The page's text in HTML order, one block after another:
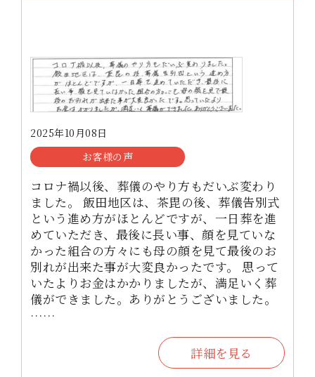
2025年10月08日
お客様の声
コロナ禍以後、葬儀のやり方もだいぶ変わり
ました。 飯田地区は、茶毘の後、葬儀告別式
という進め方がほとんどですが、一日葬を進
めていただき、最後に長い事、顔を見ていな
かった組合の方々にも母の顔を見て最後のお
別れが出来た事が大変良かったです。 思って
いたよりお金はかかりましたが、満足いく葬
儀ができました。ありがとうございました。
……
詳細を見る